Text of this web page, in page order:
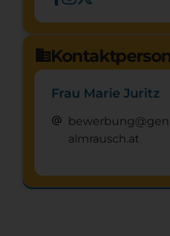
domain
Frau Marie Juritz
alternate_email
almrausch.at